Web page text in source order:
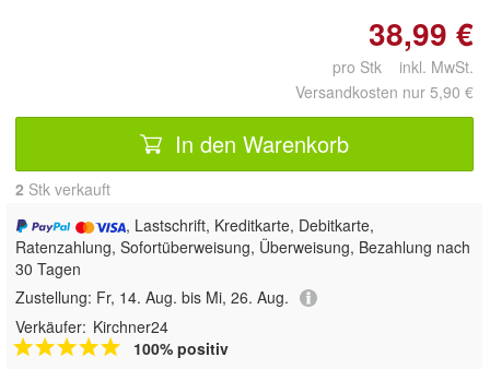
38,99 €
pro Stk inkl. MwSt.
Versandkosten nur 5,90 €
In den Warenkorb
2 Stk verkauft
, Lastschrift, Kreditkarte, Debitkarte,
Ratenzahlung, Sofortüberweisung, Überweisung, Bezahlung nach
30 Tagen
Zustellung: Fr, 14. Aug. bis Mi, 26. Aug.
Verkäufer: Kirchner24
100% positiv